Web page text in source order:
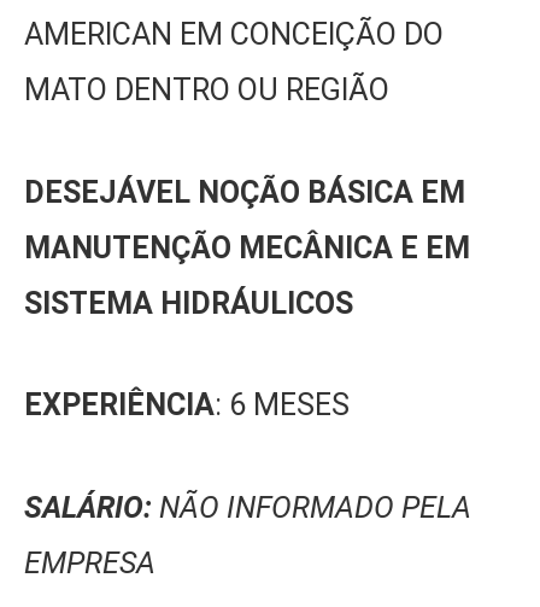
AMERICAN EM CONCEIÇÃO DO
MATO DENTRO OU REGIÃO
DESEJÁVEL NOÇÃO BÁSICA EM
MANUTENÇÃO MECÂNICA E EM
SISTEMA HIDRÁULICOS
EXPERIÊNCIA: 6 MESES
SALÁRIO: NÃO INFORMADO PELA
EMPRESA